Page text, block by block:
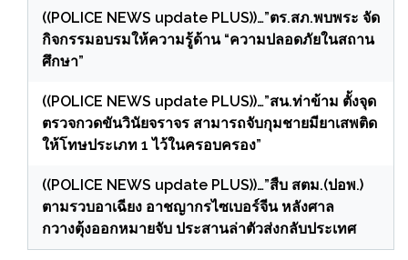
((POLICE NEWS update PLUS))…”ตร.สภ.พบพระ จัด
กิจกรรมอบรมให้ความรู้ด้าน “ความปลอดภัยในสถาน
ศึกษา”
((POLICE NEWS update PLUS))…”สน.ท่าข้าม ตั้งจุด
ตรวจกวดขันวินัยจราจร สามารถจับกุมชายมียาเสพติด
ให้โทษประเภท 1 ไว้ในครอบครอง”
((POLICE NEWS update PLUS))…”สืบ สตม.(ปอพ.)
ตามรวบอาเฉียง อาชญากรไซเบอร์จีน หลังศาล
กวางตุ้งออกหมายจับ ประสานล่าตัวส่งกลับประเทศ